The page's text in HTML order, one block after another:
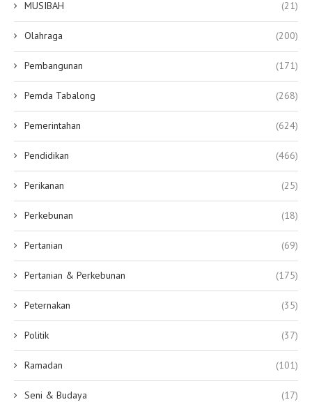
MUSIBAH (21)
Olahraga (200)
Pembangunan (171)
Pemda Tabalong (268)
Pemerintahan (624)
Pendidikan (466)
Perikanan (25)
Perkebunan (18)
Pertanian (69)
Pertanian & Perkebunan (175)
Peternakan (35)
Politik (37)
Ramadan (101)
Seni & Budaya (17)